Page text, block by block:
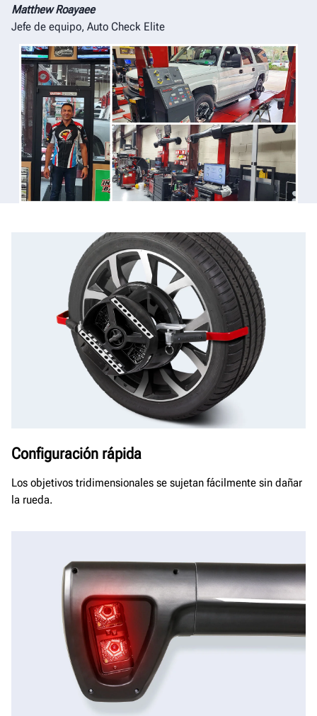
Matthew Roayaee
Jefe de equipo, Auto Check Elite
Configuración rápida
Los objetivos tridimensionales se sujetan fácilmente sin dañar
la rueda.